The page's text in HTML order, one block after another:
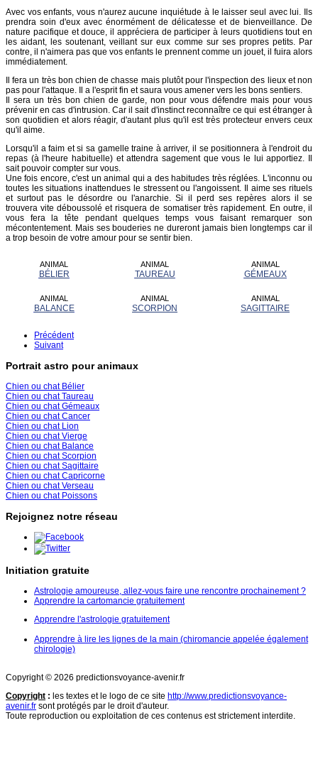
Avec vos enfants, vous n'aurez aucune inquiétude à le laisser seul avec lui. Ils
prendra soin d'eux avec énormément de délicatesse et de bienveillance. De
nature pacifique et douce, il appréciera de participer à leurs quotidiens tout en
les aidant, les soutenant, veillant sur eux comme sur ses propres petits. Par
contre, il n'aimera pas que vos enfants le prennent comme un jouet, il fuira alors
immédiatement.
Il fera un très bon chien de chasse mais plutôt pour l'inspection des lieux et non
pas pour l'attaque. Il a l'esprit fin et saura vous amener vers les bons sentiers.
Il sera un très bon chien de garde, non pour vous défendre mais pour vous
prévenir en cas d'intrusion. Car il sait d'instinct reconnaître ce qui est étranger à
son quotidien et alors réagir, d'autant plus qu'il est très protecteur envers ceux
qu'il aime.
Lorsqu'il a faim et si sa gamelle traine à arriver, il se positionnera à l'endroit du
repas (à l'heure habituelle) et attendra sagement que vous le lui apportiez. Il
sait pouvoir compter sur vous.
Une fois encore, c'est un animal qui a des habitudes très réglées. L'inconnu ou
toutes les situations inattendues le stressent ou l'angoissent. Il aime ses rituels
et surtout pas le désordre ou l'anarchie. Si il perd ses repères alors il se
trouvera vite déboussolé et risquera de somatiser très rapidement. En outre, il
vous fera la tête pendant quelques temps vous faisant remarquer son
mécontentement. Mais ses bouderies ne dureront jamais bien longtemps car il
a trop besoin de votre amour pour se sentir bien.
ANIMAL
BÉLIER
ANIMAL
TAUREAU
ANIMAL
GÉMEAUX
ANIMAL
BALANCE
ANIMAL
SCORPION
ANIMAL
SAGITTAIRE
Précédent
Suivant
Portrait astro pour animaux
Chien ou chat Bélier
Chien ou chat Taureau
Chien ou chat Gémeaux
Chien ou chat Cancer
Chien ou chat Lion
Chien ou chat Vierge
Chien ou chat Balance
Chien ou chat Scorpion
Chien ou chat Sagittaire
Chien ou chat Capricorne
Chien ou chat Verseau
Chien ou chat Poissons
Rejoignez notre réseau
Initiation gratuite
Astrologie amoureuse, allez-vous faire une rencontre prochainement ?
Apprendre la cartomancie gratuitement
Apprendre l'astrologie gratuitement
Apprendre à lire les lignes de la main (chiromancie appelée également
chirologie)
Copyright © 2026 predictionsvoyance-avenir.fr
Copyright : les textes et le logo de ce site http://www.predictionsvoyance-
avenir.fr sont protégés par le droit d'auteur.
Toute reproduction ou exploitation de ces contenus est strictement interdite.